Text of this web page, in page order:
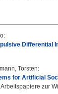
:
Differential
Torsten:
for Artificial
zur